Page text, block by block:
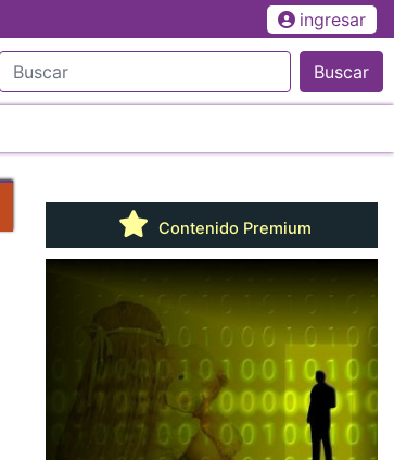
ingresar
Buscar
Contenido Premium